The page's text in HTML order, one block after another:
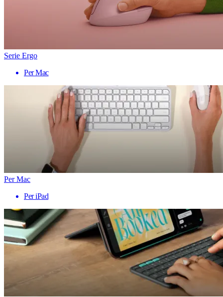
Serie Ergo
Per Mac
Per Mac
Per iPad